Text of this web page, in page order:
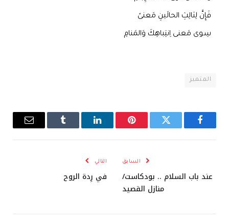
فَإِنَّ لِثالِثِ الحالَينِ مَعنىً
سِوى مَعنى اِنتِباهِكَ وَالمَنامِ
المتميز
فيسبوك تويتر بينتيريستلينكدإن Tumblr
البريد
السابق
عند باب السلام .. بودكاست/
منازل القصيد
التالي
في رِدة الروح